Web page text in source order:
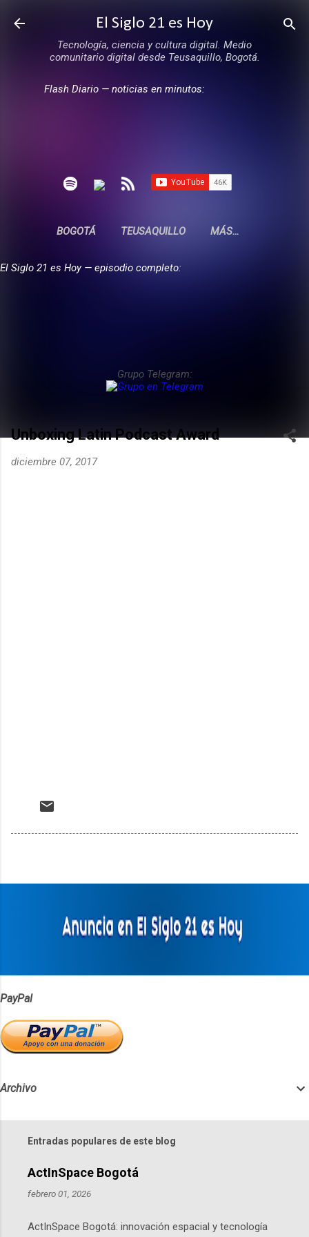
Ir al contenido principal
El Siglo 21 es Hoy
Tecnología, ciencia y cultura digital. Medio
comunitario digital desde Teusaquillo, Bogotá.
Flash Diario — noticias en minutos:
BOGOTÁ TEUSAQUILLO MÁS…
El Siglo 21 es Hoy — episodio completo:
Grupo Telegram:
Unboxing Latin Podcast Award
diciembre 07, 2017
PayPal
Archivo
Entradas populares de este blog
ActInSpace Bogotá
febrero 01, 2026
ActInSpace Bogotá: innovación espacial y tecnología